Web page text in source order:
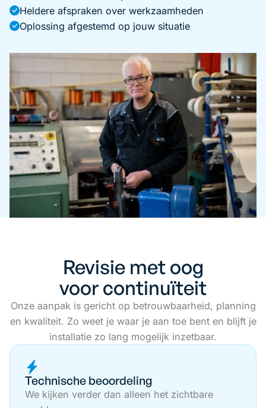
Heldere afspraken over werkzaamheden
Oplossing afgestemd op jouw situatie
Revisie met oog
voor continuïteit
Onze aanpak is gericht op betrouwbaarheid, planning
en kwaliteit. Zo weet je waar je aan toe bent en blijft je
installatie zo lang mogelijk inzetbaar.
Technische beoordeling
We kijken verder dan alleen het zichtbare